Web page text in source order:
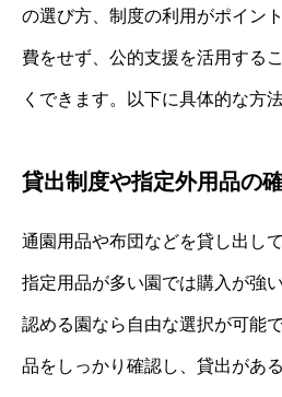
の選び方、制度の利用がポイン
費をせず、公的支援を活用する
くできます。以下に具体的な方
貸出制度や指定外用品の
通園用品や布団などを貸し出し
指定用品が多い園では購入が強
認める園なら自由な選択が可能
品をしっかり確認し、貸出があ